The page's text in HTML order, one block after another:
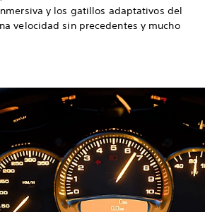
y los gatillos adaptativos del
velocidad sin precedentes y mucho